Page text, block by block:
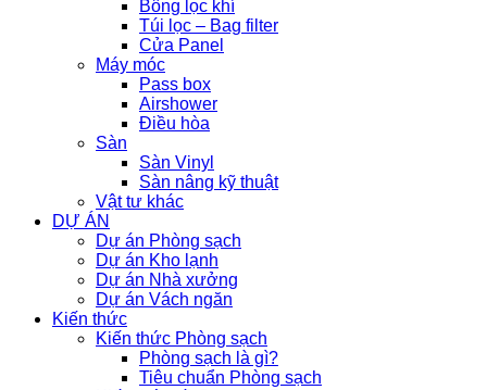
Bông lọc khí
Túi lọc – Bag filter
Cửa Panel
Máy móc
Pass box
Airshower
Điều hòa
Sàn
Sàn Vinyl
Sàn nâng kỹ thuật
Vật tư khác
DỰ ÁN
Dự án Phòng sạch
Dự án Kho lạnh
Dự án Nhà xưởng
Dự án Vách ngăn
Kiến thức
Kiến thức Phòng sạch
Phòng sạch là gì?
Tiêu chuẩn Phòng sạch